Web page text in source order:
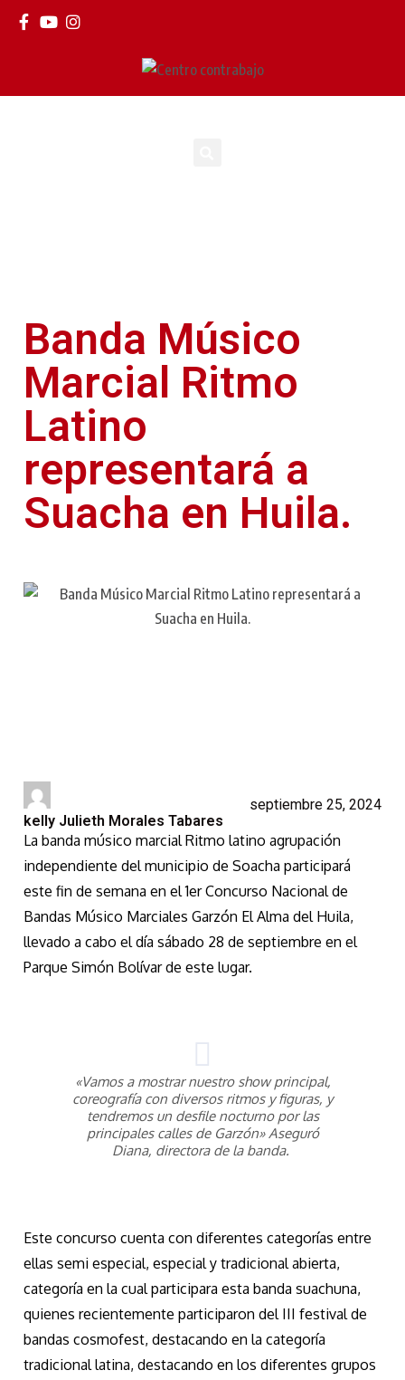
Banda Músico
Marcial Ritmo
Latino
representará a
Suacha en Huila.
kelly Julieth Morales Tabares
septiembre 25, 2024
La banda músico marcial Ritmo latino agrupación
independiente del municipio de Soacha participará
este fin de semana en el 1er Concurso Nacional de
Bandas Músico Marciales Garzón El Alma del Huila,
llevado a cabo el día sábado 28 de septiembre en el
Parque Simón Bolívar de este lugar.
«Vamos a mostrar nuestro show principal,
coreografía con diversos ritmos y figuras, y
tendremos un desfile nocturno por las
principales calles de Garzón» Aseguró
Diana, directora de la banda.
Este concurso cuenta con diferentes categorías entre
ellas semi especial, especial y tradicional abierta,
categoría en la cual participara esta banda suachuna,
quienes recientemente participaron del III festival de
bandas cosmofest, destacando en la categoría
tradicional latina, destacando en los diferentes grupos